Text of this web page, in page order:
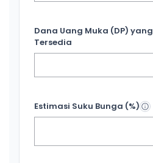
Dana Uang Muka (DP) yang
Tersedia
Estimasi Suku Bunga (%)